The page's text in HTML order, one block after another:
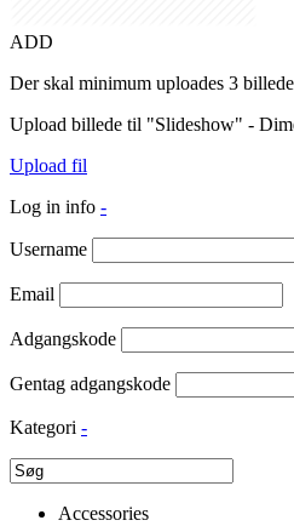
ADD
Der skal minimum uploades 3
Upload billede til "Slideshow" -
Upload fil
Log in info -
Username
Email
Adgangskode
Gentag adgangskode
Kategori -
Accessories